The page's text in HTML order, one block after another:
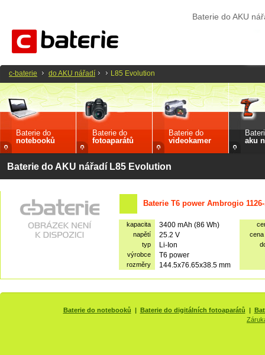
Baterie do AKU
Baterie do
notebooků
Baterie do
fotoaparátů
Baterie do
videokamer
aku
Baterie do AKU nářadí L85 Evolution
Baterie T6 power Ambrogio
kapacita 3400 mAh (86 Wh)
napětí
25.2 V
cena
typ
Li-Ion
výrobce
T6 power
rozměry 144.5x76.65x38.5 mm
c-baterie do AKU nářadí L85 Evolution
Baterie do notebooků | Baterie do digitálních fotoaparátů |